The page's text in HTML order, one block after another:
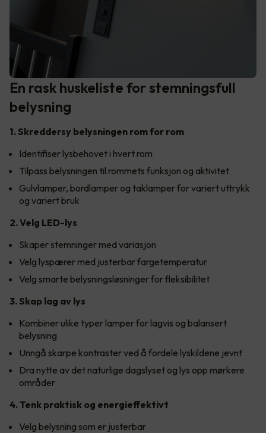
En rask huskeliste for stemningsfull
belysning
1. Skreddersy belysningen rom for rom
Identifiser lysbehovet i hvert rom
Tilpass belysningen til rommets funksjon og aktivitet
Gulvlamper, bordlamper og taklamper for variert uttrykk
og variert bruk
2. Velg LED-lys
Skaper stemninger med variasjon
Velg lyspærer med justerbar fargetemperatur
Velg smarte belysningsløsninger for fleksibilitet
3. Skap lag av lys
Kombiner ulike typer lamper for lagvis og balansert
belysning
Unngå skarpe kontraster ved å fordele lyskildene jevnt
Dra nytte av det naturlige dagslyset og lys opp mørkere
områder
4. Tenk praktisk og energieffektivt
Velg belysning som er justerbar